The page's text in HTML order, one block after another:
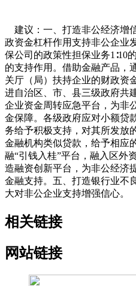
建议：一、打造非公经济增
政资金杠杆作用支持非公企业
保公司的政策性担保业务1∶10
的支持作用。借助金融产品，
关厅（局）扶持企业的财政资
进自治区、市、县三级政府共
企业资金周转应急平台，为非
金保障。各级政府应对小额贷
务给予积极支持，对其所发放
金融机构类似贷款，给予相应
融“引钱入桂”平台，融入区外
造融资创新平台，为非公经济
金融支持。五、打造银行业不
大对非公企业支持增强信心。
相关链接
网站链接